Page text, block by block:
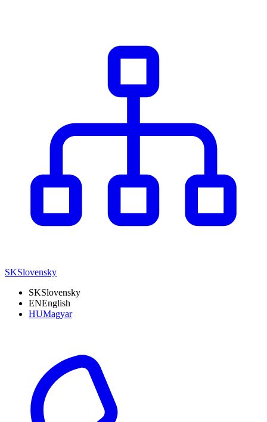
SKSlovensky
SKSlovensky
ENEnglish
HUMagyar